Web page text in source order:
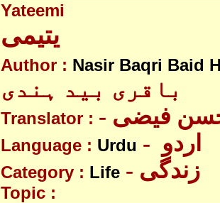
Yateemi
Author : Nasir Baqri Baid
باقری بید ہندی
Translator : حسن فیضی
Language : Urdu
Category : Life - زندگی
Topic :